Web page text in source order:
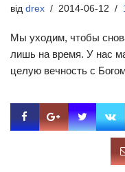
від drex 2014-06-12
Мы уходим, чтобы
лишь на время. У нас
целую вечность с